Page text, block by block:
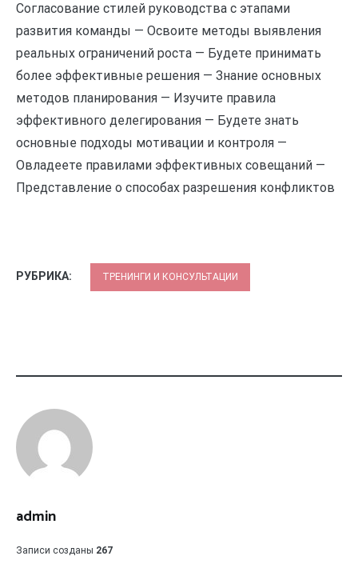
Согласование стилей руководства с этапами
развития команды — Освоите методы выявления
реальных ограничений роста — Будете принимать
более эффективные решения — Знание основных
методов планирования — Изучите правила
эффективного делегирования — Будете знать
основные подходы мотивации и контроля —
Овладеете правилами эффективных совещаний —
Представление о способах разрешения конфликтов
РУБРИКА: ТРЕНИНГИ И КОНСУЛЬТАЦИИ
admin
Записи созданы 267